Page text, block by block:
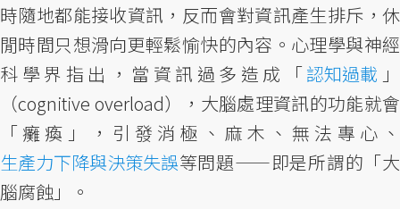
時隨地都能接收資訊，反而會對資訊產生排斥，休
閒時間只想滑向更輕鬆愉快的內容。心理學與神經
科學界指出，當資訊過多造成「認知過載 」
（cognitive overload），大腦處理資訊的功能就會
「癱瘓」，引發消極、麻木、無法專心、
生產力下降與決策失誤等問題——即是所謂的「大
腦腐蝕」。